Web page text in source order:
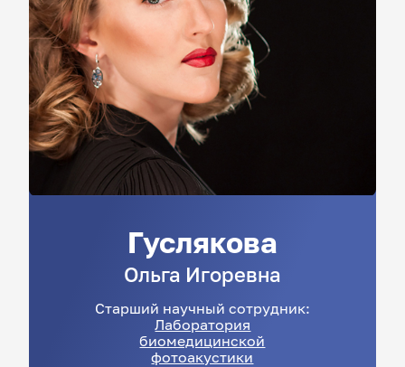
Гуслякова
Ольга Игоревна
Старший научный сотрудник:
Лаборатория
биомедицинской
фотоакустики